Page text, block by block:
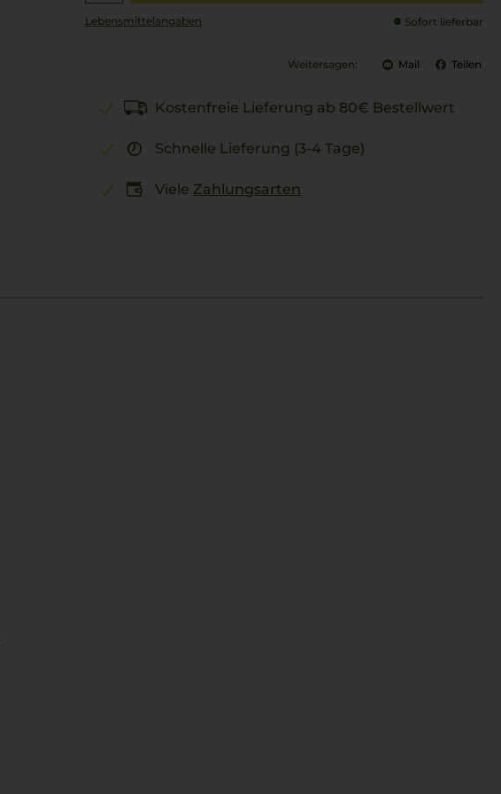
Lebensmittel­angaben Sofort lieferbar
Weitersagen: Mail Teilen
Kostenfreie Lieferung ab 80€ Bestellwert
Schnelle Lieferung (3-4 Tage)
Viele Zahlungsarten